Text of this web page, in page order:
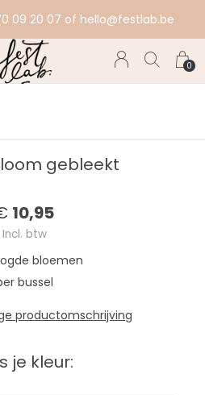
0
09 20 07 of hello@festlab.be
gebleekt
10,95
Incl. btw
bloemen
bussel
productomschrijving
je kleur: